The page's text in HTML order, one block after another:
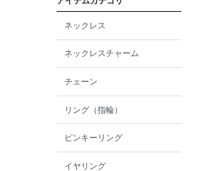
ネックレス
ネックレスチャーム
チェーン
リング（指輪）
ピンキーリング
イヤリング